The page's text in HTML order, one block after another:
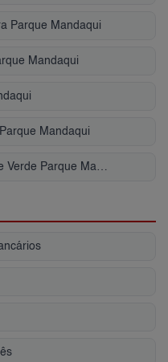
Parque Mandaqui
Mandaqui
Mandaqui